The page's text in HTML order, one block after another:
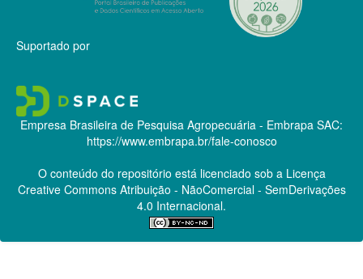
Suportado por
Empresa Brasileira de Pesquisa Agropecuária - Embrapa SAC:
https://www.embrapa.br/fale-conosco
O conteúdo do repositório está licenciado sob a Licença
Creative CommonsAtribuição - NãoComercial - SemDerivações
4.0 Internacional.